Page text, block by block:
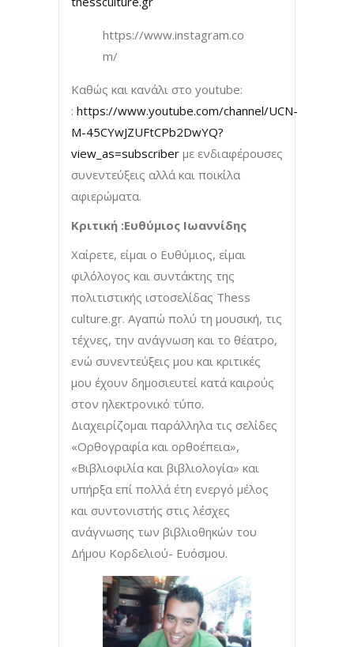
https://www.instagram.co
m/
Καθώς και κανάλι στο youtube:
: https://www.youtube.com/channel/UCN-
M-45CYwJZUFtCPb2DwYQ?
view_as=subscriber με ενδιαφέρουσες
συνεντεύξεις αλλά και ποικίλα
αφιερώματα.
Κριτική :Ευθύμιος Ιωαννίδης
Xαίρετε, είμαι ο Ευθύμιος, είμαι
φιλόλογος και συντάκτης της
πολιτιστικής ιστοσελίδας Thess
culture.gr. Aγαπώ πολύ τη μουσική, τις
τέχνες, την ανάγνωση και το θέατρο,
ενώ συνεντεύξεις μου και κριτικές
μου έχουν δημοσιευτεί κατά καιρούς
στον ηλεκτρονικό τύπο.
Διαχειρίζομαι παράλληλα τις σελίδες
«Ορθογραφία και ορθοέπεια»,
«Βιβλιοφιλία και βιβλιολογία» και
υπήρξα επί πολλά έτη ενεργό μέλος
και συντονιστής στις λέσχες
ανάγνωσης των βιβλιοθηκών του
Δήμου Κορδελιού- Ευόσμου.